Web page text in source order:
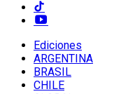
Ediciones
ARGENTINA
BRASIL
CHILE